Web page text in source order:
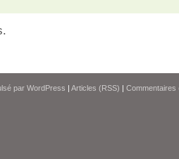
par WordPress | Articles (RSS) | Commentaires